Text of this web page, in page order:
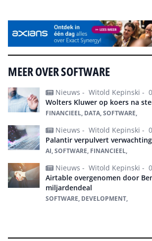
MEER OVER SOFTWARE
Nieuws - Witold Kepinski -
Wolters Kluwer op koers na
FINANCIEEL, DATA, SOFTWARE,
Nieuws - Witold Kepinski -
Palantir verpulvert
AI, SOFTWARE, FINANCIEEL,
Nieuws - Witold Kepinski -
Airtable overgenomen door
miljardendeal
SOFTWARE, DEVELOPMENT,